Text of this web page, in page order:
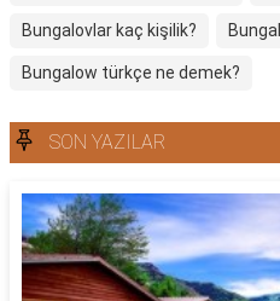
Bungalovlar kaç kişilik?
Bungalow türkçe ne demek?
SON YAZILAR